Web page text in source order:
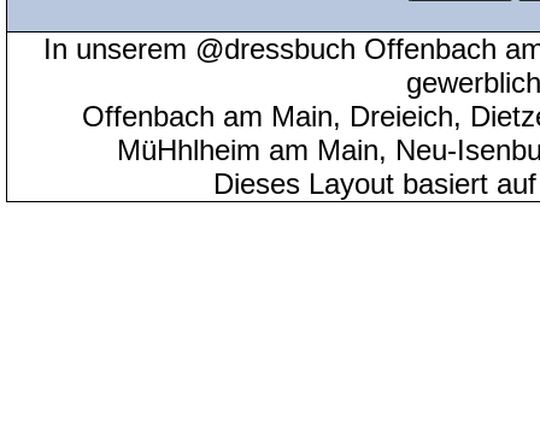
In unserem @dressbuch Offenbach
Offenbach am Main, Dreieich,
MüHhlheim am Main, Neu-
Dieses Layout basiert